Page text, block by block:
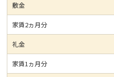
敷金
家賃2ヵ月分
礼金
家賃1ヵ月分